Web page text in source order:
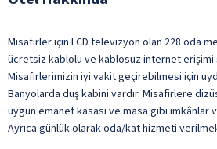
Misafirler için LCD televizyon olan 228 oda
ücretsiz kablolu ve kablosuz internet erişimi
Misafirlerimizin iyi vakit geçirebilmesi için
Banyolarda duş kabini vardır. Misafirlere
uygun emanet kasası ve masa gibi imkânlar
Ayrıca günlük olarak oda/kat hizmeti